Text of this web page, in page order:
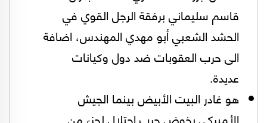
قاسم سليماني برفقة الرجل القوي في
الحشد الشعبي أبو مهدي المهندس، اضافة
الى حرب العقوبات ضد دول وكيانات
عديدة.
هو غادر البيت الأبيض بينما الجيش
الأميركي يخوض حرب احتلال لجزء من